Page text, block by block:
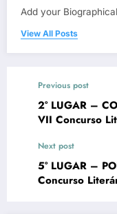
Add your
View All Posts
Previous post
2° LUGAR –
VII Concurso
Next post
5° LUGAR –
Concurso